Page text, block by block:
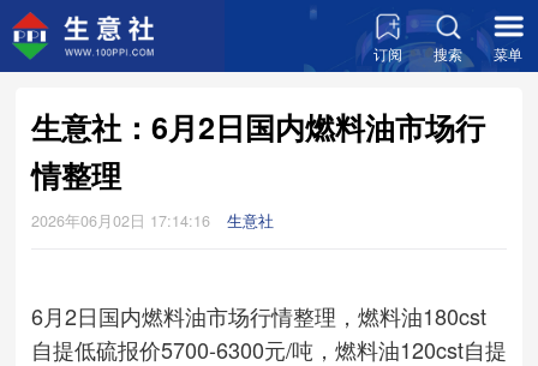
订阅 搜索 菜单
生意社：6月2日国内燃料油市场行
情整理
2026年06月02日 17:14:16 生意社
6月2日国内燃料油市场行情整理，燃料油180cst
自提低硫报价5700-6300元/吨，燃料油120cst自提